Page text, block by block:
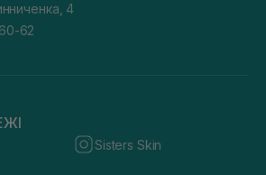
4
62
Sisters Skin